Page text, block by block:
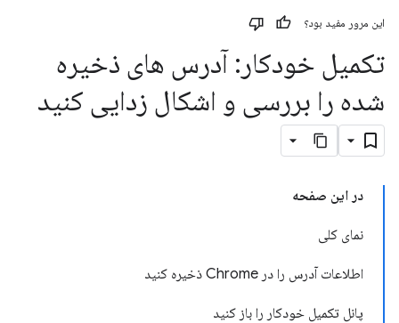
این مرور مفید بود؟
تکمیل خودکار: آدرس های ذخیره
شده را بررسی و اشکال زدایی کنید
در این صفحه
نمای کلی
اطلاعات آدرس را در Chrome ذخیره کنید
پانل تکمیل خودکار را باز کنید